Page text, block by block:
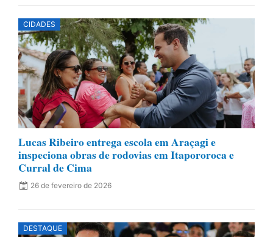
CIDADES
Lucas Ribeiro entrega escola em Araçagi e
inspeciona obras de rodovias em Itapororoca e
Curral de Cima
26 de fevereiro de 2026
DESTAQUE